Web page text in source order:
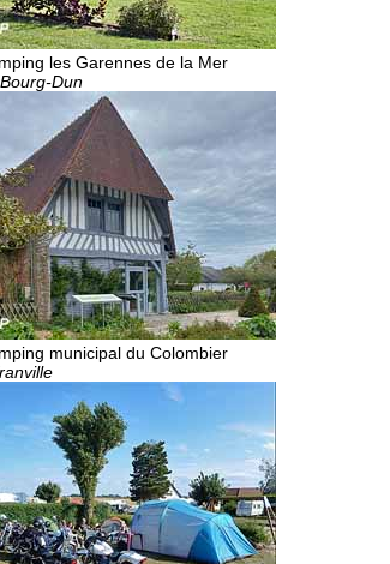
les Garennes de la Mer
Dun
municipal du Colombier